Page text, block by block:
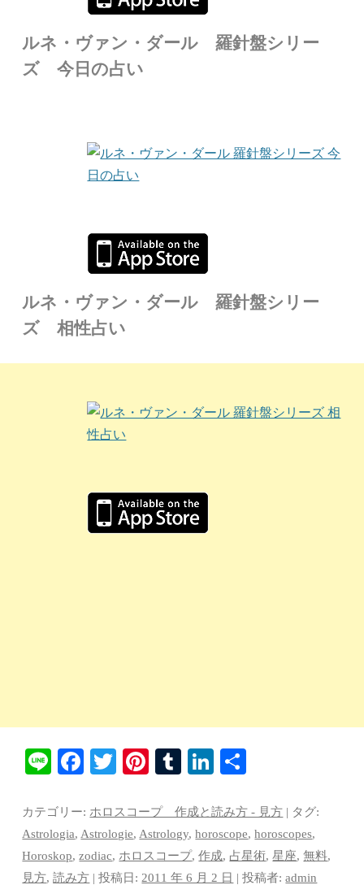
ルネ・ヴァン・ダール 羅針盤シリー
ズ 今日の占い
ルネ・ヴァン・ダール 羅針盤シリー
ズ 相性占い
Li
Fa
bo
ok
T
tte
r
Pi
er
es
t
T
m
bl
r
Li
ed
In
カテゴリー: ホロスコープ 作成と読み方 - 見方 | タグ:
Astrologia, Astrologie, Astrology,horoscope,horoscopes,
Horoskop,zodiac, ホロスコープ,作成, 占星術,星座,無料,
見方,読み方 | 投稿日: 2011 年 6 月 2 日 |投稿者:admin